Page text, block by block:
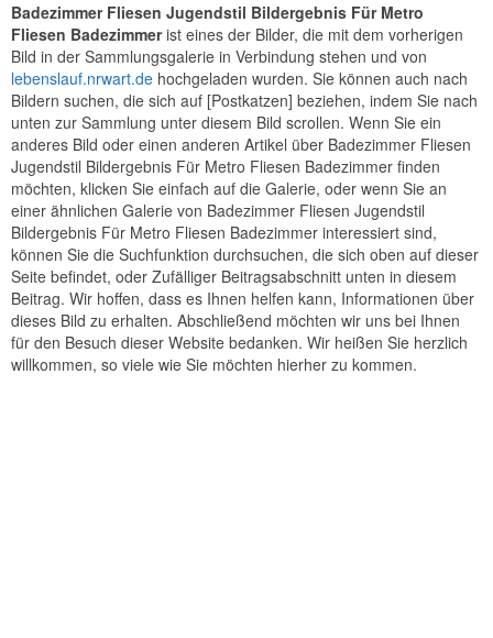
Badezimmer Fliesen Jugendstil Bildergebnis Für Metro
Fliesen Badezimmerist eines der Bilder, die mit dem vorherigen
Bild in der Sammlungsgalerie in Verbindung stehen und von
lebenslauf.nrwart.de hochgeladen wurden. Sie können auch nach
Bildern suchen, die sich auf [Postkatzen] beziehen, indem Sie nach
unten zur Sammlung unter diesem Bild scrollen. Wenn Sie ein
anderes Bild oder einen anderen Artikel über Badezimmer Fliesen
Jugendstil Bildergebnis Für Metro Fliesen Badezimmer finden
möchten, klicken Sie einfach auf die Galerie, oder wenn Sie an
einer ähnlichen Galerie von Badezimmer Fliesen Jugendstil
Bildergebnis Für Metro Fliesen Badezimmer interessiert sind,
können Sie die Suchfunktion durchsuchen, die sich oben auf dieser
Seite befindet, oder Zufälliger Beitragsabschnitt unten in diesem
Beitrag. Wir hoffen, dass es Ihnen helfen kann, Informationen über
dieses Bild zu erhalten. Abschließend möchten wir uns bei Ihnen
für den Besuch dieser Website bedanken. Wir heißen Sie herzlich
willkommen, so viele wie Sie möchten hierher zu kommen.